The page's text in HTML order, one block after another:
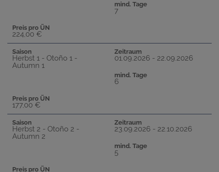
mind. Tage
7
Preis pro ÜN
224,00 €
Saison
Herbst 1 - Otoño 1 -
Autumn 1
Zeitraum
01.09.2026 - 22.09.2026
mind. Tage
6
Preis pro ÜN
177,00 €
Saison
Herbst 2 - Otoño 2 -
Autumn 2
Zeitraum
23.09.2026 - 22.10.2026
mind. Tage
5
Preis pro ÜN